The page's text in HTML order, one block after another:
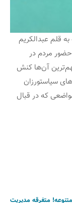
قلم عبدالکریم
مردم در
آن‌ها کنش
سیاست‏ورزان
که در قبال
متفرقه مدیریت